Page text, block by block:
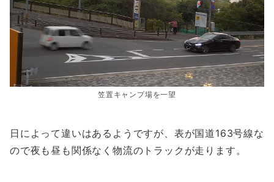
笠置キャンプ場を一望
日によって違いはあるようですが、表が国道163号線な
ので夜も昼も関係なく物流のトラックが走ります。